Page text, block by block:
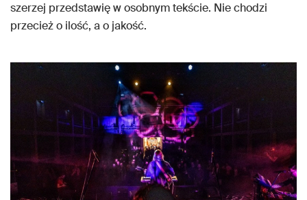
szerzej przedstawię w osobnym tekście. Nie chodzi
przecież o ilość, a o jakość.